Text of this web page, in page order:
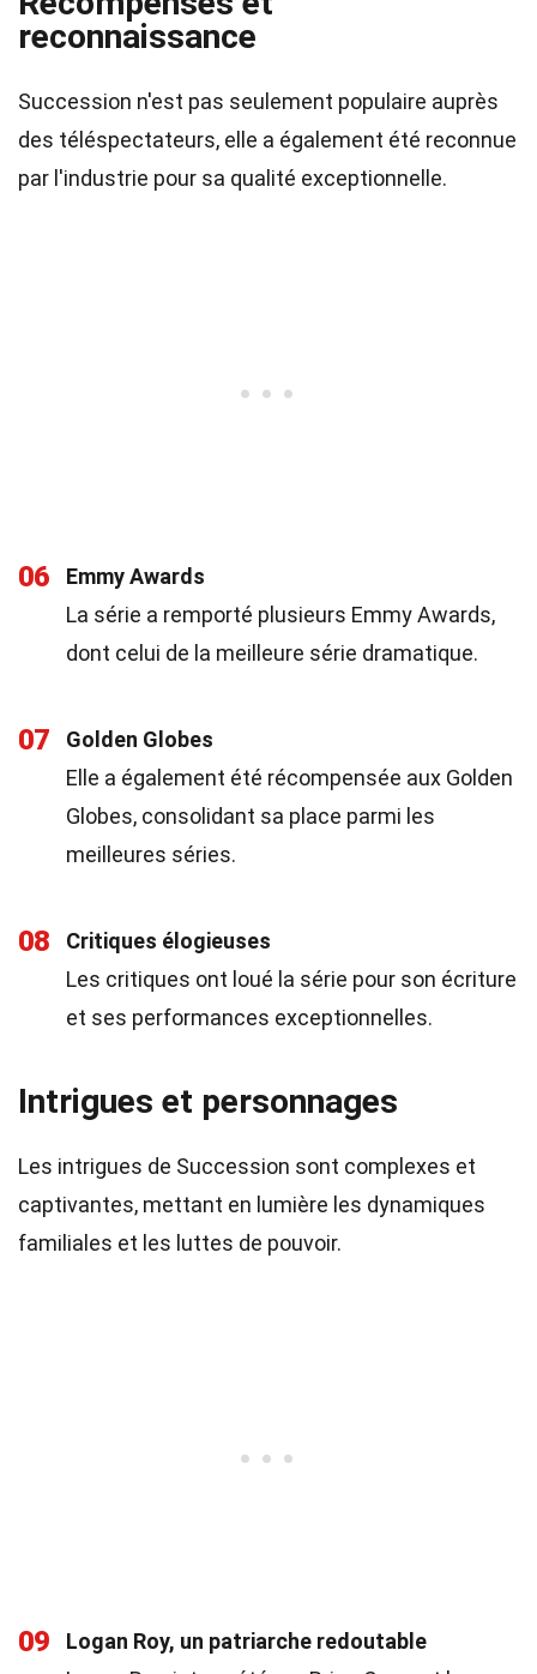
reconnaissance
Succession n'est pas seulement populaire auprès
des téléspectateurs, elle a également été reconnue
par l'industrie pour sa qualité exceptionnelle.
06
Emmy Awards
La série a remporté plusieurs Emmy Awards,
dont celui de la meilleure série dramatique.
07
Golden Globes
Elle a également été récompensée aux Golden
Globes, consolidant sa place parmi les
meilleures séries.
08
Critiques élogieuses
Les critiques ont loué la série pour son écriture
et ses performances exceptionnelles.
Intrigues et personnages
Les intrigues de Succession sont complexes et
captivantes, mettant en lumière les dynamiques
familiales et les luttes de pouvoir.
09
Logan Roy, un patriarche redoutable